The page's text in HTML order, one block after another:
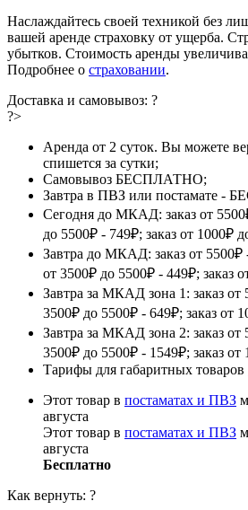
Наслаждайтесь своей техникой без
вашей аренде страховку от ущерба.
убытков. Стоимость аренды
Подробнее о страховании.
Доставка и самовывоз: ?
?>
Аренда от 2 суток. Вы можете
спишется за сутки;
Самовывоз БЕСПЛАТНО;
Завтра в ПВЗ или постамате -
Сегодня до МКАД: заказ от
до 5500₽ - 749₽; заказ от 1000₽
Завтра до МКАД: заказ от
от 3500₽ до 5500₽ - 449₽; заказ
Завтра за МКАД зона 1: заказ от
3500₽ до 5500₽ - 649₽; заказ от
Завтра за МКАД зона 2: заказ от
3500₽ до 5500₽ - 1549₽; заказ
Тарифы для габаритных товаров
Этот товар в постаматах и ПВЗ
августа
Этот товар в постаматах и ПВЗ
августа
Бесплатно
Как вернуть: ?